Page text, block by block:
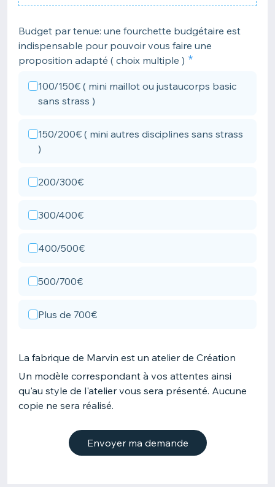
Budget par tenue: une fourchette budgétaire est
indispensable pour pouvoir vous faire une
proposition adapté ( choix multiple )
100/150€ ( mini maillot ou justaucorps basic
sans strass )
150/200€ ( mini autres disciplines sans strass
)
200/300€
300/400€
400/500€
500/700€
Plus de 700€
La fabrique de Marvin est un atelier de Création
Un modèle correspondant à vos attentes ainsi
qu'au style de l'atelier vous sera présenté. Aucune
copie ne sera réalisé.
Envoyer ma demande